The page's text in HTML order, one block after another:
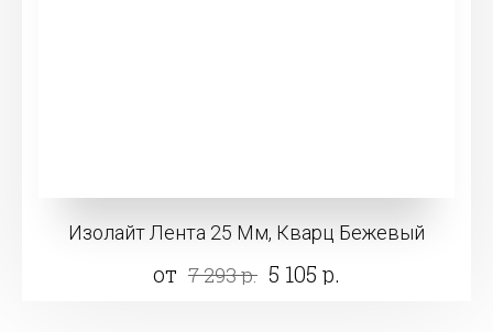
Изолайт Лента 25 Мм, Кварц Бежевый
от 7 293 р. 5 105 р.